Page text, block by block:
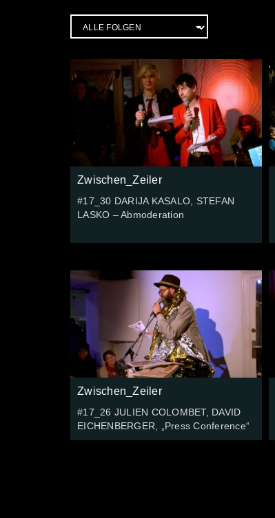
Zwischen_Zeiler
#17_30 DARIJA KASALO, STEFAN
LASKO – Abmoderation
Zwischen_Zeiler
#17_26 JULIEN COLOMBET, DAVID
EICHENBERGER, „Press Conference“